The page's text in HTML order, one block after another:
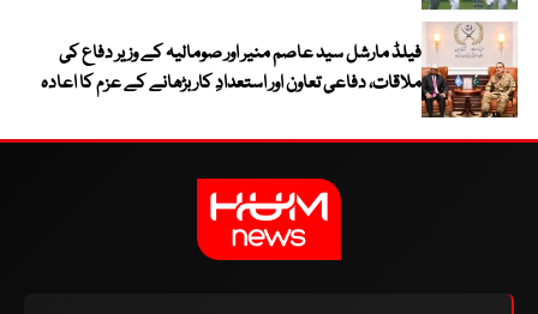
فیلڈ مارشل سید عاصم منیر اور صومالیہ کے وزیر دفاع کی
ملاقات، دفاعی تعاون اور استعدادِ کار بڑھانے کے عزم کا اعادہ